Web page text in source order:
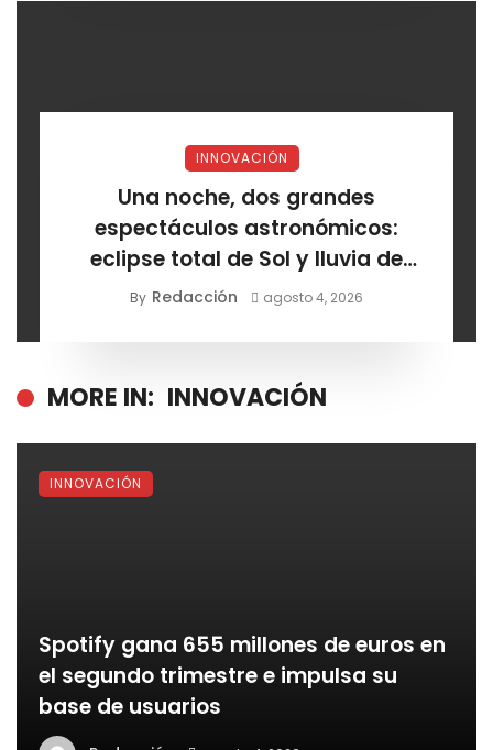
INNOVACIÓN
Una noche, dos grandes
espectáculos astronómicos:
eclipse total de Sol y lluvia de
estrellas
By Redacción agosto 4, 2026
MORE IN: INNOVACIÓN
Spotify gana 655 millones de euros en
el segundo trimestre e impulsa su
base de usuarios
INNOVACIÓN